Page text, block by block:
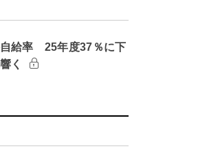
自給率 25年度37％に下
く